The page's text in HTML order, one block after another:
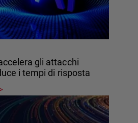
gli attacchi
i tempi di risposta